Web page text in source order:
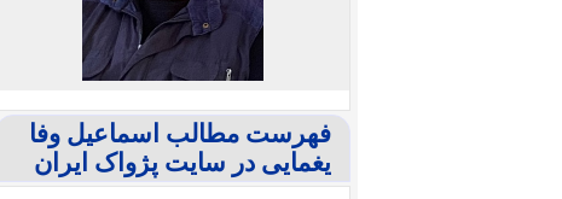
فهرست مطالب اسماعیل وفا
یغمایی در سایت پژواک ایران